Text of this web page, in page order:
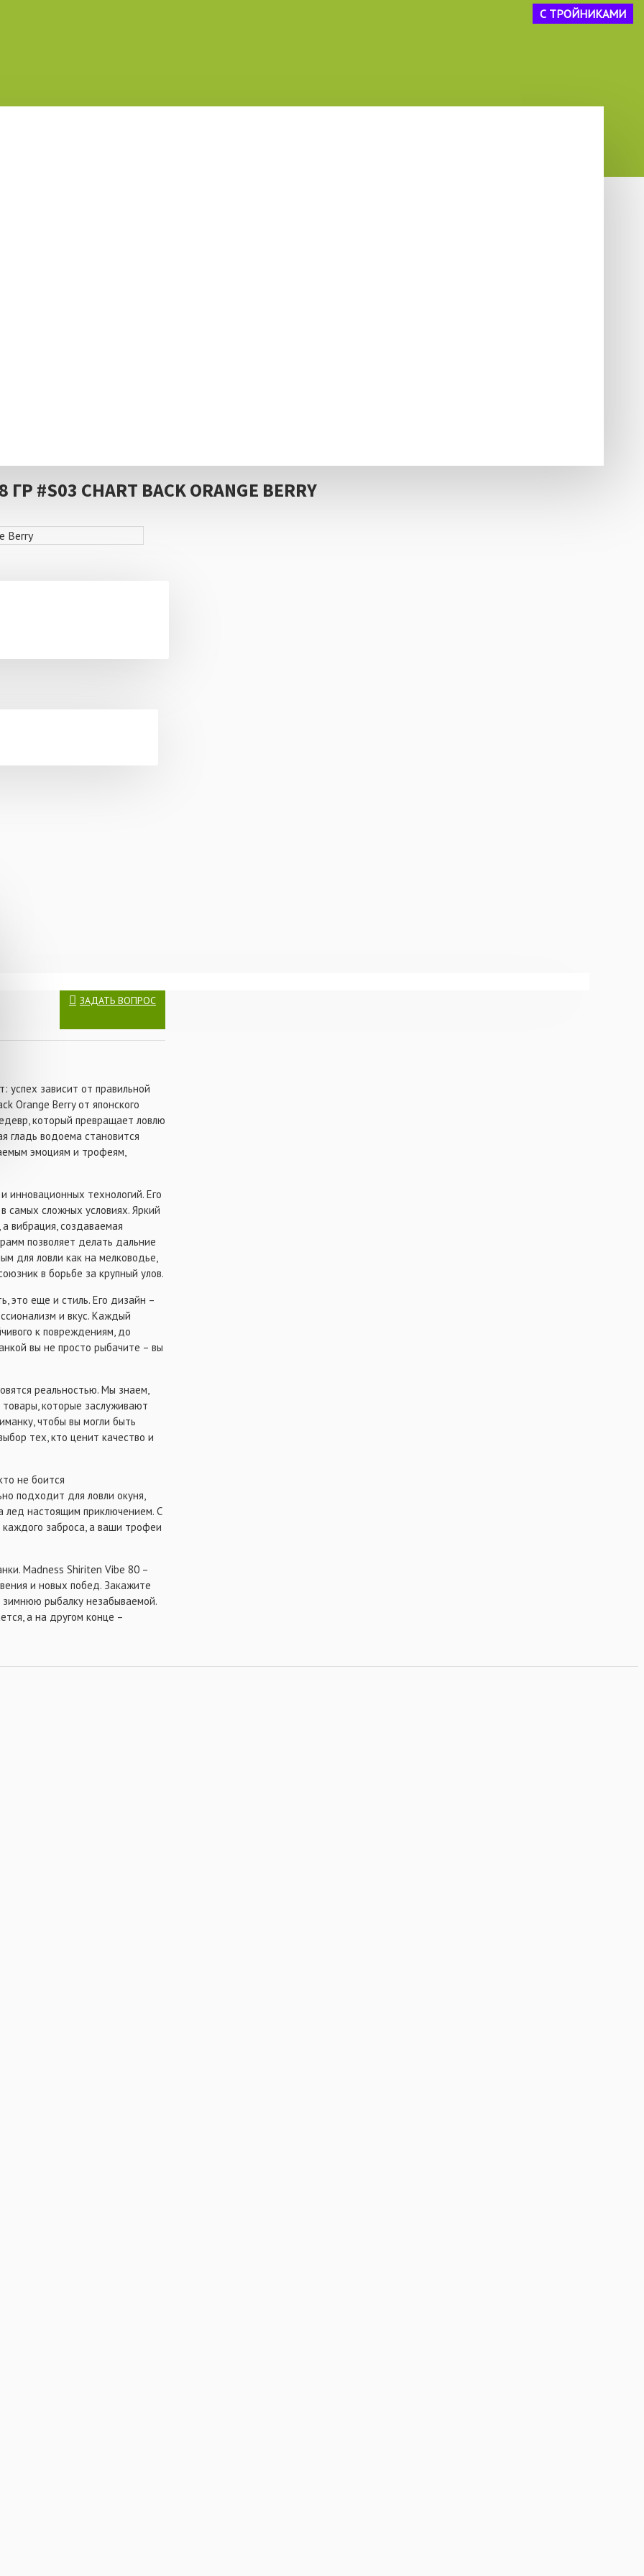
#S03 CHART BACK ORANGE BERRY
С ТРОЙНИКАМИ
что она выполнена из
приманок.
на дальние расстояния
неповторимую и
во время проводки.
ЗАДАТЬ ВОПРОС
успех зависит от правильной
Orange Berry от японского
который превращает ловлю
гладь водоема становится
эмоциям и трофеям,
инновационных технологий. Его
самых сложных условиях. Яркий
вибрация, создаваемая
позволяет делать дальние
для ловли как на мелководье,
в борьбе за крупный улов.
это еще и стиль. Его дизайн –
и вкус. Каждый
к повреждениям, до
вы не просто рыбачите – вы
реальностью. Мы знаем,
которые заслуживают
чтобы вы могли быть
тех, кто ценит качество и
не боится
подходит для ловли окуня,
лед настоящим приключением. С
заброса, а ваши трофеи
Madness Shiriten Vibe 80 –
и новых побед. Закажите
зимнюю рыбалку незабываемой.
а на другом конце –